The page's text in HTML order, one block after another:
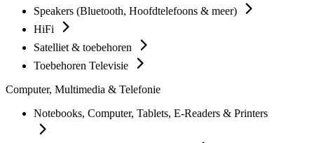
Speakers (Bluetooth, Hoofdtelefoons & meer)
HiFi
Satelliet & toebehoren
Toebehoren Televisie
Computer, Multimedia & Telefonie
Notebooks, Computer, Tablets, E-Readers & Printers